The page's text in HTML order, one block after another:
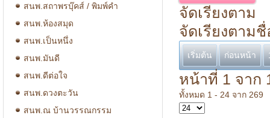
สนพ.สถาพรบุ๊คส์ / พิมพ์คำ
สนพ.ห้องสมุด
สนพ.เป็นหนึ่ง
สนพ.มันดี
สนพ.ดีต่อใจ
สนพ.ดวงตะวัน
สนพ.ณ บ้านวรรณกรรม
จัดเรียงตาม
จัดเรียงตาม
เริ่มต้น ก่อนหน้า
หน้าที่ 1 จาก
ทั้งหมด 1 - 24 จาก 269